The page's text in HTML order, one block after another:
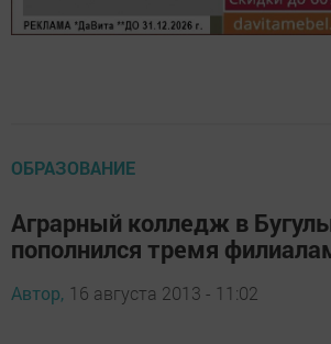
ОБРАЗОВАНИЕ
Аграрный колледж в
пополнился тремя
Автор, 16 августа 2013 - 11:02